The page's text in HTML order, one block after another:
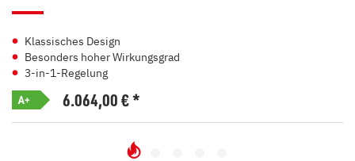
Klassisches Design
Besonders hoher Wirkungsgrad
3-in-1-Regelung
A+ 6.064,00€*